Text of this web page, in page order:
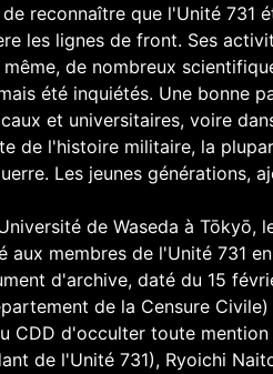
reconnaître que l'Unité 731
les lignes de front. Ses
de nombreux
été inquiétés. Une bonne
et universitaires, voire
de l'histoire militaire, la
Les jeunes générations,
de Waseda à Tōkyō,
membres de l'Unité 731
d'archive, daté du 15
de la Censure
CDD d'occulter toute
de l'Unité 731), Ryoichi